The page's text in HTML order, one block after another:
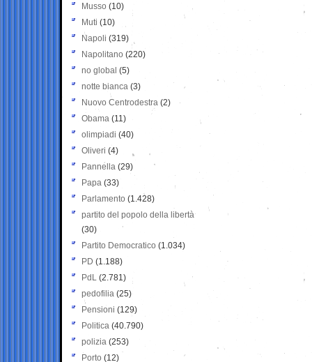
Musso (10)
Muti (10)
Napoli (319)
Napolitano (220)
no global (5)
notte bianca (3)
Nuovo Centrodestra (2)
Obama (11)
olimpiadi (40)
Oliveri (4)
Pannella (29)
Papa (33)
Parlamento (1.428)
partito del popolo della libertà
(30)
Partito Democratico (1.034)
PD (1.188)
PdL (2.781)
pedofilia (25)
Pensioni (129)
Politica (40.790)
polizia (253)
Porto (12)